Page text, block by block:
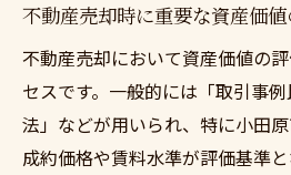
不動産売却時に重要な資産価
不動産売却において資産価値の
セスです。一般的には「取引事
法」などが用いられ、特に小田
成約価格や賃料水準が評価基準